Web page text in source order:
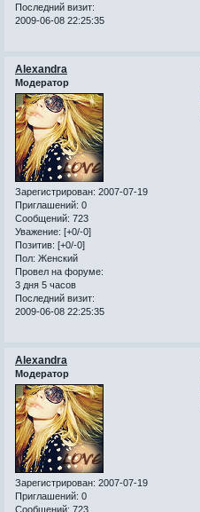
Последний визит:
2009-06-08 22:25:35
Alexandra
Модератор
Зарегистрирован: 2007-07-19
Приглашений: 0
Сообщений: 723
Уважение: [+0/-0]
Позитив: [+0/-0]
Пол: Женский
Провел на форуме:
3 дня 5 часов
Последний визит:
2009-06-08 22:25:35
Alexandra
Модератор
Зарегистрирован: 2007-07-19
Приглашений: 0
Сообщений: 723